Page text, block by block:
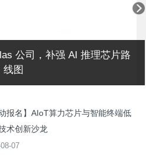
公司，补强 AI 推理芯片路
线图

动报名】AIoT算力芯片与智能终端低
术创新沙龙
07